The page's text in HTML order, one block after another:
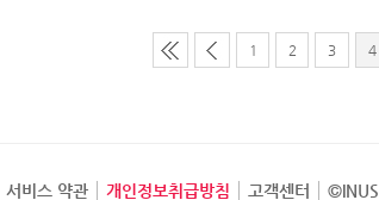
1 2 3 4
서비스 약관 개인정보취급방침 고객센터